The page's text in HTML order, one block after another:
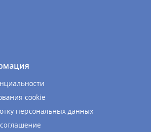
cookie
персональных данных